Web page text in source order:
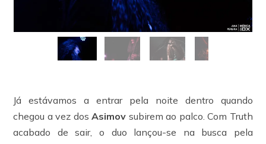
Já estávamos a entrar pela noite dentro quando
chegou a vez dosAsimov subirem ao palco. Com Truth
acabado de sair, o duo lançou-se na busca pela